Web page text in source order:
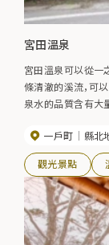
宮田溫泉
宮田溫泉可以從一
條清澈的溪流，可
泉水的品質含有大
二氧化碳，據說可
鎮來的常客。
一戶町 縣北
觀光景點